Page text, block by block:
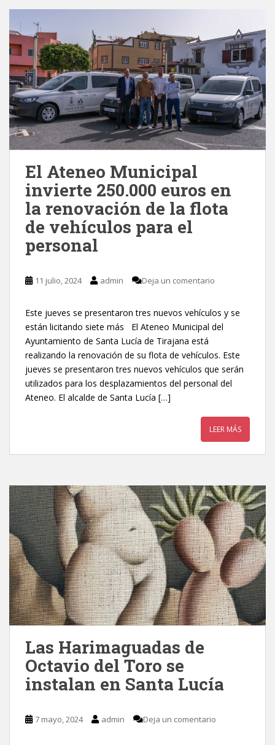
El Ateneo Municipal
invierte 250.000 euros en
la renovación de la flota
de vehículos para el
personal
11 julio, 2024 admin Deja un comentario
Este jueves se presentaron tres nuevos vehículos y se
están licitando siete más El Ateneo Municipal del
Ayuntamiento de Santa Lucía de Tirajana está
realizando la renovación de su flota de vehículos. Este
jueves se presentaron tres nuevos vehículos que serán
utilizados para los desplazamientos del personal del
Ateneo. El alcalde de Santa Lucía […]
LEER MÁS
Las Harimaguadas de
Octavio del Toro se
instalan en Santa Lucía
7 mayo, 2024 admin Deja un comentario